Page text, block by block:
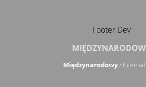
Footer Dev
Międzynarodowy/